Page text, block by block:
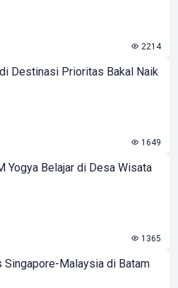
2214
Destinasi Prioritas Bakal Naik
1649
Yogya Belajar di Desa Wisata
1365
Singapore-Malaysia di Batam